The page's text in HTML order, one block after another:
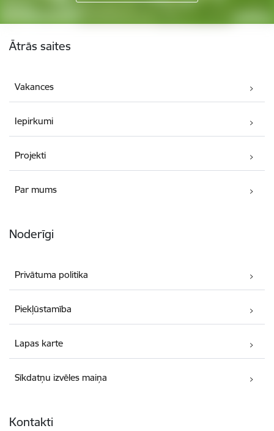
Ātrās saites
Vakances
Iepirkumi
Projekti
Par mums
Noderīgi
Privātuma politika
Piekļūstamība
Lapas karte
Sīkdatņu izvēles maiņa
Kontakti